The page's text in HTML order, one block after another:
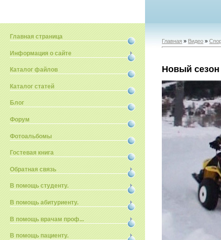
Главная страница
Информация о сайте
Каталог файлов
Каталог статей
Блог
Форум
Фотоальбомы
Гостевая книга
Обратная связь
В помощь студенту.
В помощь абитуриенту.
В помощь врачам проф...
В помощь пациенту.
Главная » Видео »
Новый сезон